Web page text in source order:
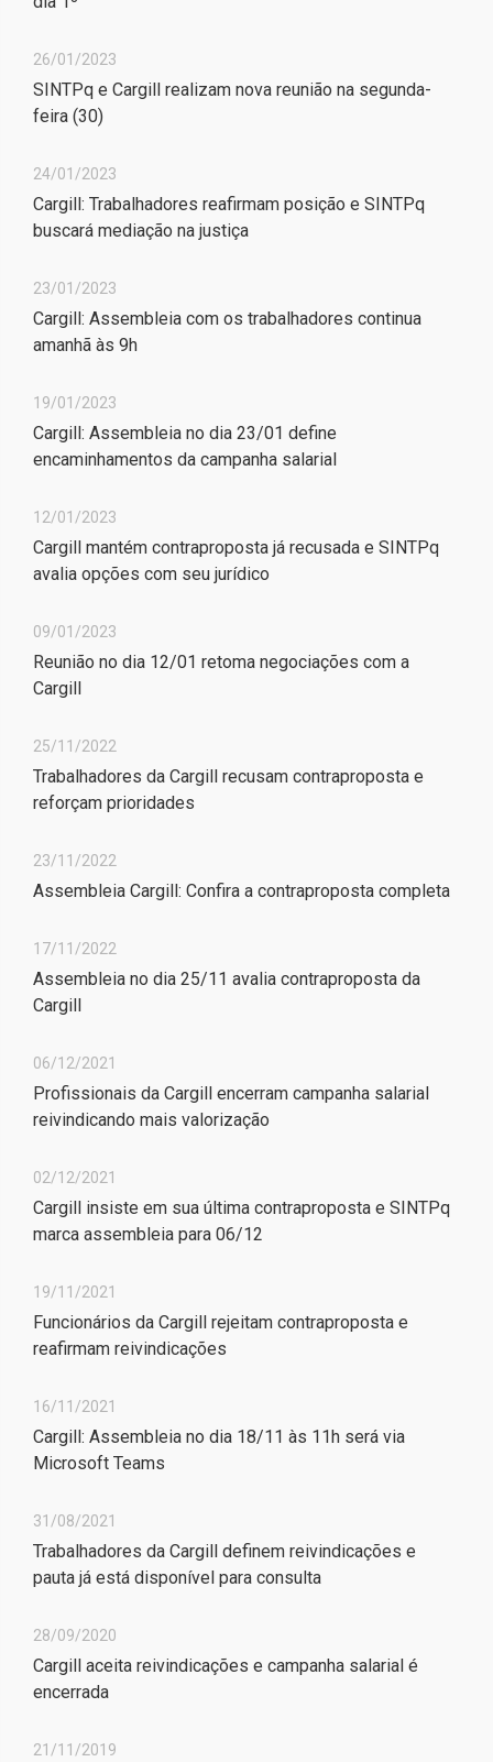
26/01/2023
SINTPq e Cargill realizam nova reunião na segunda-
feira (30)
24/01/2023
Cargill: Trabalhadores reafirmam posição e SINTPq
buscará mediação na justiça
23/01/2023
Cargill: Assembleia com os trabalhadores continua
amanhã às 9h
19/01/2023
Cargill: Assembleia no dia 23/01 define
encaminhamentos da campanha salarial
12/01/2023
Cargill mantém contraproposta já recusada e SINTPq
avalia opções com seu jurídico
09/01/2023
Reunião no dia 12/01 retoma negociações com a
Cargill
25/11/2022
Trabalhadores da Cargill recusam contraproposta e
reforçam prioridades
23/11/2022
Assembleia Cargill: Confira a contraproposta completa
17/11/2022
Assembleia no dia 25/11 avalia contraproposta da
Cargill
06/12/2021
Profissionais da Cargill encerram campanha salarial
reivindicando mais valorização
02/12/2021
Cargill insiste em sua última contraproposta e SINTPq
marca assembleia para 06/12
19/11/2021
Funcionários da Cargill rejeitam contraproposta e
reafirmam reivindicações
16/11/2021
Cargill: Assembleia no dia 18/11 às 11h será via
Microsoft Teams
31/08/2021
Trabalhadores da Cargill definem reivindicações e
pauta já está disponível para consulta
28/09/2020
Cargill aceita reivindicações e campanha salarial é
encerrada
21/11/2019